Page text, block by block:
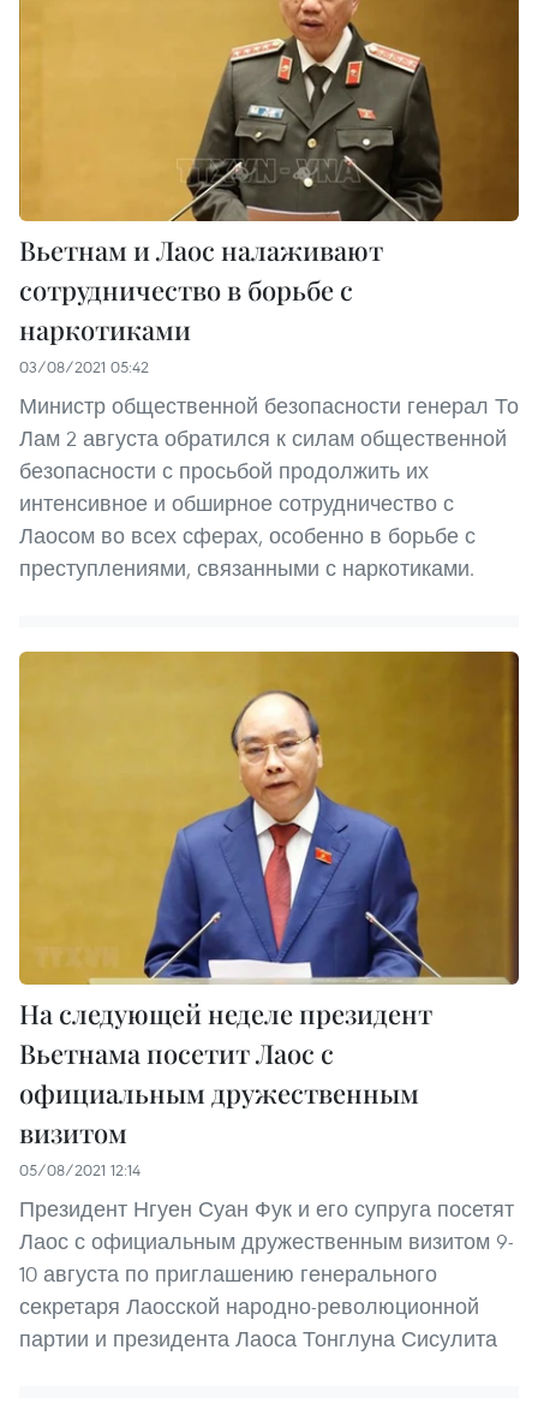
Вьетнам и Лаос налаживают
сотрудничество в борьбе с
наркотиками
03/08/2021 05:42
Министр общественной безопасности генерал То
Лам 2 августа обратился к силам общественной
безопасности с просьбой продолжить их
интенсивное и обширное сотрудничество с
Лаосом во всех сферах, особенно в борьбе с
преступлениями, связанными с наркотиками.
На следующей неделе президент
Вьетнама посетит Лаос с
официальным дружественным
визитом
05/08/2021 12:14
Президент Нгуен Суан Фук и его супруга посетят
Лаос с официальным дружественным визитом 9-
10 августа по приглашению генерального
секретаря Лаосской народно-революционной
партии и президента Лаоса Тонглуна Сисулита